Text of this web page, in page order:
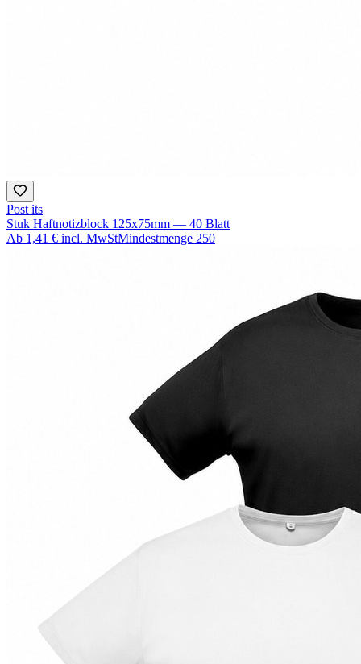
Post its
Stuk Haftnotizblock 125x75mm — 40 Blatt
Ab 1,41 € incl. MwStMindestmenge 250